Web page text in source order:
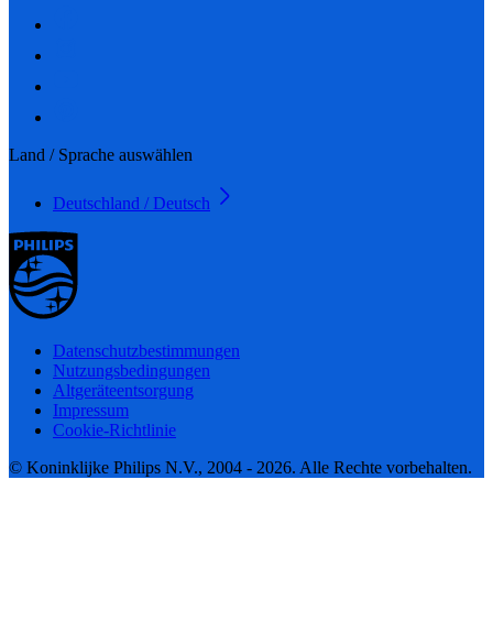
Land / Sprache auswählen
Deutschland / Deutsch
Datenschutzbestimmungen
Nutzungsbedingungen
Altgeräteentsorgung
Impressum
Cookie-Richtlinie
© Koninklijke Philips N.V., 2004 - 2026. Alle Rechte vorbehalten.